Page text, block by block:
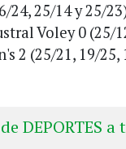
24, 25/14 y 25/
Voley 0 (25/
2 (25/21, 19/25,
DEPORTES